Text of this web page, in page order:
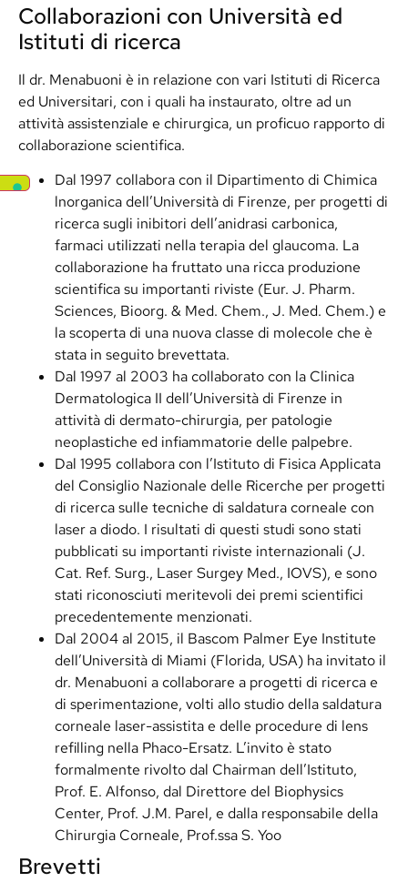
Collaborazioni con Università ed
Istituti di ricerca
Il dr. Menabuoni è in relazione con vari Istituti di Ricerca
ed Universitari, con i quali ha instaurato, oltre ad un
attività assistenziale e chirurgica, un proficuo rapporto di
collaborazione scientifica.
Dal 1997 collabora con il Dipartimento di Chimica
lnorganica dell’Università di Firenze, per progetti di
ricerca sugli inibitori dell’anidrasi carbonica,
farmaci utilizzati nella terapia del glaucoma. La
collaborazione ha fruttato una ricca produzione
scientifica su importanti riviste (Eur. J. Pharm.
Sciences, Bioorg. & Med. Chem., J. Med. Chem.) e
la scoperta di una nuova classe di molecole che è
stata in seguito brevettata.
Dal 1997 al 2003 ha collaborato con la Clinica
Dermatologica II dell’Università di Firenze in
attività di dermato-chirurgia, per patologie
neoplastiche ed infiammatorie delle palpebre.
Dal 1995 collabora con l’Istituto di Fisica Applicata
del Consiglio Nazionale delle Ricerche per progetti
di ricerca sulle tecniche di saldatura corneale con
laser a diodo. I risultati di questi studi sono stati
pubblicati su importanti riviste internazionali (J.
Cat. Ref. Surg., Laser Surgey Med., IOVS), e sono
stati riconosciuti meritevoli dei premi scientifici
precedentemente menzionati.
Dal 2004 al 2015, il Bascom Palmer Eye Institute
dell’Università di Miami (Florida, USA) ha invitato il
dr. Menabuoni a collaborare a progetti di ricerca e
di sperimentazione, volti allo studio della saldatura
corneale laser-assistita e delle procedure di lens
refilling nella Phaco-Ersatz. L’invito è stato
formalmente rivolto dal Chairman dell’Istituto,
Prof. E. Alfonso, dal Direttore del Biophysics
Center, Prof. J.M. Parel, e dalla responsabile della
Chirurgia Corneale, Prof.ssa S. Yoo
Brevetti